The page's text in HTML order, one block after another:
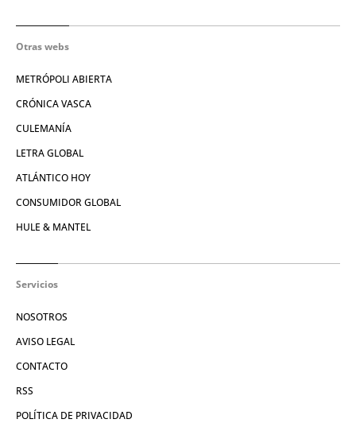
Otras webs
METRÓPOLI ABIERTA
CRÓNICA VASCA
CULEMANÍA
LETRA GLOBAL
ATLÁNTICO HOY
CONSUMIDOR GLOBAL
HULE & MANTEL
Servicios
NOSOTROS
AVISO LEGAL
CONTACTO
RSS
POLÍTICA DE PRIVACIDAD